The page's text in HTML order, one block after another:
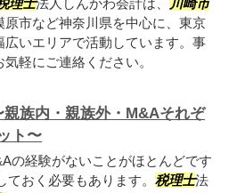
理士法人しんかわ会計は、
川崎市
市など神奈川県を中心に、東京
いエリアで活動しています。事
軽にご連絡ください。
族内・親族外・M&Aそれぞ
ト〜
の経験がないことがほとんどです
おく必要もあります。 税理士法